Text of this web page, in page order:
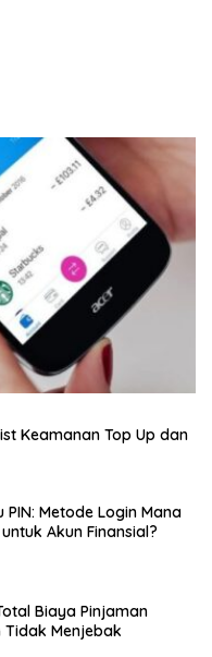
Keamanan Top Up dan
PIN: Metode Login Mana
Akun Finansial?
Biaya Pinjaman
Tidak Menjebak